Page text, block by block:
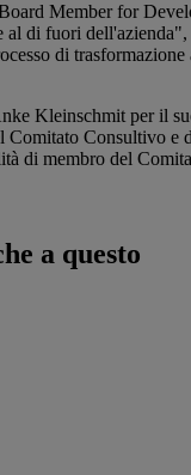
Member for
al di fuori
di
Kleinschmit per il
Comitato Consultivo
di membro del
a questo